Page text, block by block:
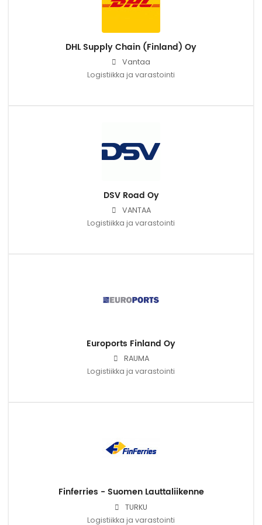
DHL Supply Chain (Finland) Oy
Vantaa
Logistiikka ja varastointi
DSV Road Oy
VANTAA
Logistiikka ja varastointi
Euroports Finland Oy
RAUMA
Logistiikka ja varastointi
Finferries - Suomen Lauttaliikenne
TURKU
Logistiikka ja varastointi